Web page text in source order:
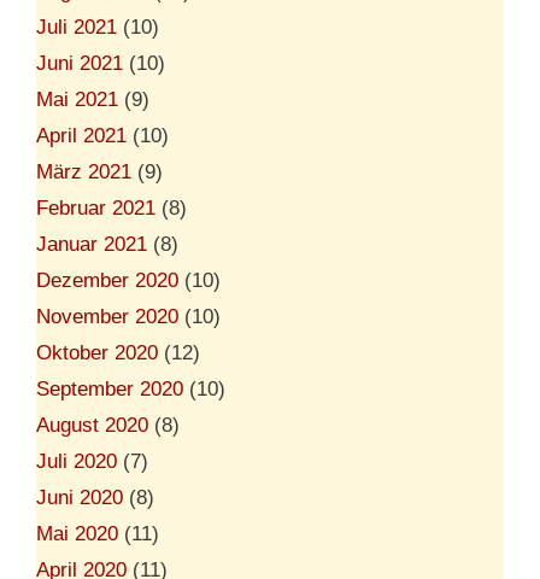
Juli 2021 (10)
Juni 2021 (10)
Mai 2021 (9)
April 2021 (10)
März 2021 (9)
Februar 2021 (8)
Januar 2021 (8)
Dezember 2020 (10)
November 2020 (10)
Oktober 2020 (12)
September 2020 (10)
August 2020 (8)
Juli 2020 (7)
Juni 2020 (8)
Mai 2020 (11)
April 2020 (11)